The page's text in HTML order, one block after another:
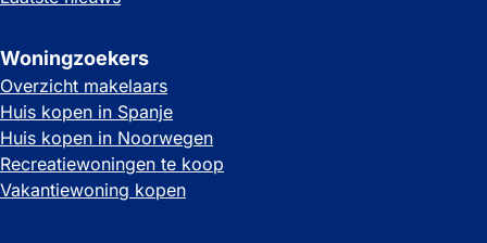
Woningzoekers
Overzicht makelaars
Huis kopen in Spanje
Huis kopen in Noorwegen
Recreatiewoningen te koop
Vakantiewoning kopen